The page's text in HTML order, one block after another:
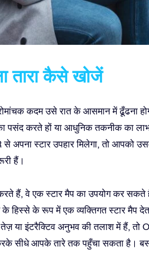
तारा कैसे खोजें
कदम उसे रात के आसमान में ढूँढना
पसंद करते हों या आधुनिक तकनीक का
अपना स्टार उपहार मिलेगा, तो आपको
हैं।
हैं, वे एक स्टार मैप का उपयोग कर
के रूप में एक व्यक्तिगत स्टार मैप
या इंटरैक्टिव अनुभव की तलाश में हैं, तो
सीधे आपके तारे तक पहुँचा सकता है।